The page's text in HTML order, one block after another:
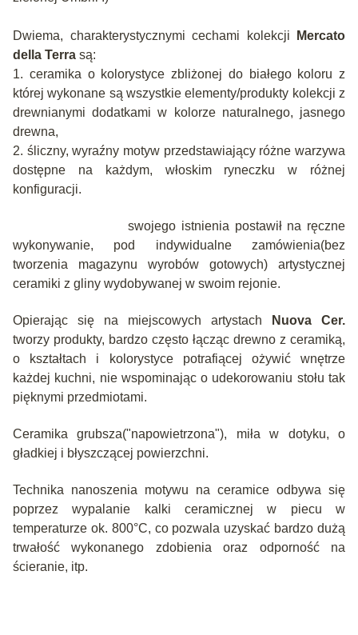
Dwiema, charakterystycznymi cechami kolekcji
Mercato
della Terra są:
1. ceramika o kolorystyce zbliżonej do białego koloru z
której wykonane są wszystkie elementy/produkty kolekcji z
drewnianymi dodatkami w kolorze naturalnego, jasnego
drewna,
2. śliczny, wyraźny motyw przedstawiający różne warzywa
dostępne na każdym, włoskim ryneczku w różnej
konfiguracji.
swojego istnienia postawił na ręczne
wykonywanie, pod indywidualne zamówienia(bez
tworzenia magazynu wyrobów gotowych) artystycznej
ceramiki z gliny wydobywanej w swoim rejonie.
Opierając się na miejscowych artystach
Nuova Cer.
tworzy produkty, bardzo często łącząc drewno z ceramiką,
o kształtach i kolorystyce potrafiącej ożywić wnętrze
każdej kuchni, nie wspominając o udekorowaniu stołu tak
pięknymi przedmiotami.
Ceramika grubsza("napowietrzona"), miła w dotyku, o
gładkiej i błyszczącej powierzchni.
Technika nanoszenia motywu na ceramice odbywa się
poprzez wypalanie kalki ceramicznej w piecu w
temperaturze ok. 800°C, co pozwala uzyskać bardzo dużą
trwałość wykonanego zdobienia oraz odporność na
ścieranie, itp.